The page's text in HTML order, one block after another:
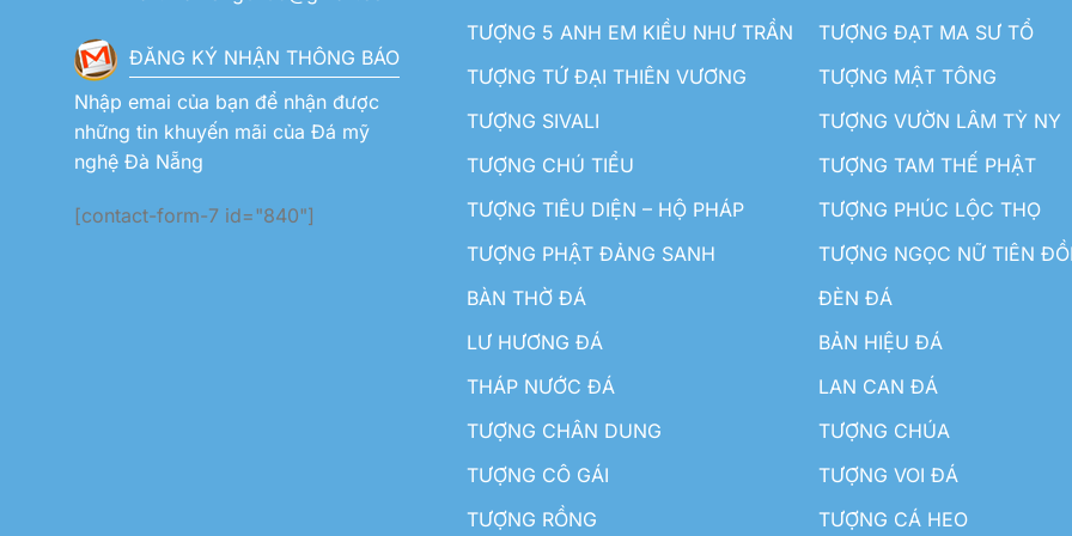
ĐĂNG KÝ NHẬN THÔNG BÁO
Nhập emai của bạn để nhận được
những tin khuyến mãi của Đá mỹ
nghệ Đà Nẵng
[contact-form-7 id="840"]
TƯỢNG 5 ANH EM KIỀU NHƯ TRẦN
TƯỢNG ĐẠT MA SƯ TỔ
TƯỢNG TỨ ĐẠI THIÊN VƯƠNG
TƯỢNG MẬT TÔNG
TƯỢNG SIVALI
TƯỢNG VƯỜN LÂM TỲ NY
TƯỢNG CHÚ TIỂU
TƯỢNG TAM THẾ PHẬT
TƯỢNG TIÊU DIỆN – HỘ PHÁP
TƯỢNG PHÚC LỘC THỌ
TƯỢNG PHẬT ĐẢNG SANH
TƯỢNG NGỌC NỮ TIÊN
BÀN THỜ ĐÁ
ĐÈN ĐÁ
LƯ HƯƠNG ĐÁ
BẢN HIỆU ĐÁ
THÁP NƯỚC ĐÁ
LAN CAN ĐÁ
TƯỢNG CHÂN DUNG
TƯỢNG CHÚA
TƯỢNG CÔ GÁI
TƯỢNG VOI ĐÁ
TƯỢNG RỒNG
TƯỢNG CÁ HEO